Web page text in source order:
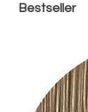
Bestseller